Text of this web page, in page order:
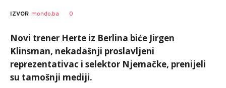
IZVOR mondo.ba 0
Novi trener Herte iz Berlina biće Jirgen
Klinsman, nekadašnji proslavljeni
reprezentativac i selektor Njemačke, prenijeli
su tamošnji mediji.